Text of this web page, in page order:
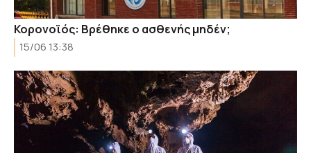
Κορονοϊός: Βρέθηκε ο ασθενής μηδέν;
15/06 13:38